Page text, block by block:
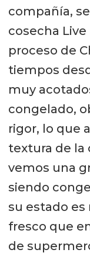
compañía,
cosecha
proceso de
tiempos
muy
congelado,
rigor, lo que
textura de la
vemos una
siendo
su estado
fresco que
de